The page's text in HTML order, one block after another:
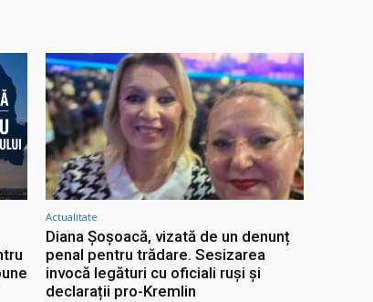
Actualitate
Diana Șoșoacă, vizată de un denunț
penal pentru trădare. Sesizarea
invocă legături cu oficiali ruși și
declarații pro-Kremlin